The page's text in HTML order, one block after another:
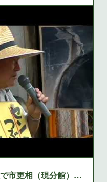
４０年前、大阪市職員労組で市更相（現分館）で働いておられたUさん 心よりご冥福をお祈りします